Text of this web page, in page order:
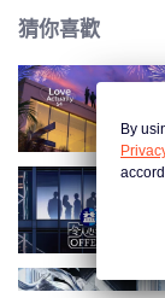
猜你喜歡
By